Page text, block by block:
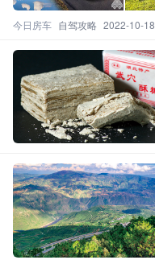
今日房车 自驾攻略 2022-10-18